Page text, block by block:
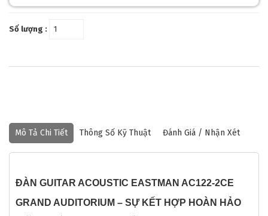
Số lượng :
Mô Tả Chi Tiết Thông Số Kỹ Thuật Đánh Giá / Nhận Xét
ĐÀN GUITAR ACOUSTIC EASTMAN AC122-2CE
GRAND AUDITORIUM – SỰ KẾT HỢP HOÀN HẢO